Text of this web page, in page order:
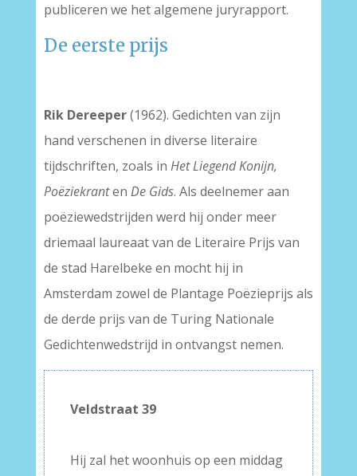
publiceren we het algemene juryrapport.
De eerste prijs
Rik Dereeper(1962). Gedichten van zijn
hand verschenen in diverse literaire
tijdschriften, zoals in Het Liegend Konijn,
Poëziekranten De Gids. Als deelnemer aan
poëziewedstrijden werd hij onder meer
driemaal laureaat van de Literaire Prijs van
de stad Harelbeke en mocht hij in
Amsterdam zowel de Plantage Poëzieprijs als
de derde prijs van de Turing Nationale
Gedichtenwedstrijd in ontvangst nemen.
Veldstraat 39
Hij zal het woonhuis op een middag